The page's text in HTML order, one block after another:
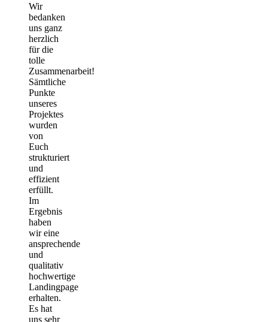
Wir
bedanken
uns ganz
herzlich
für die
tolle
Zusammenarbeit!
Sämtliche
Punkte
unseres
Projektes
wurden
von
Euch
strukturiert
und
effizient
erfüllt.
Im
Ergebnis
haben
wir eine
ansprechende
und
qualitativ
hochwertige
Landingpage
erhalten.
Es hat
uns sehr